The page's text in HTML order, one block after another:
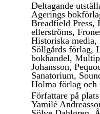
Deltagande
Agerings
Breadfield Press,
ellerströms,
Historiska
Söllgårds förlag,
bokhandel,
Johansson,
Sanatorium,
Holma förlag och
Författare på
Yamilé